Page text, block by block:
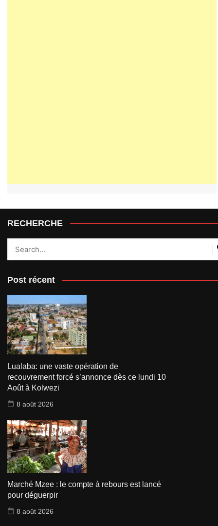
RECHERCHE
Post récent
Lualaba: une vaste opération de
recouvrement forcé s’annonce dès ce lundi 10
Août à Kolwezi
8 août 2026
Marché Mzee : le compte à rebours est lancé
pour déguerpir
8 août 2026